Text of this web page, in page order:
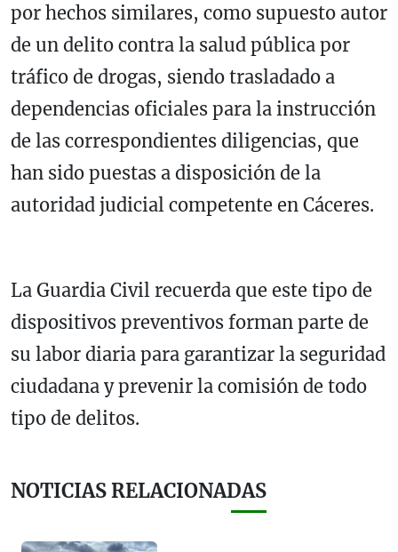
por hechos similares, como supuesto autor
de un delito contra la salud pública por
tráfico de drogas, siendo trasladado a
dependencias oficiales para la instrucción
de las correspondientes diligencias, que
han sido puestas a disposición de la
autoridad judicial competente en Cáceres.
La Guardia Civil recuerda que este tipo de
dispositivos preventivos forman parte de
su labor diaria para garantizar la seguridad
ciudadana y prevenir la comisión de todo
tipo de delitos.
NOTICIAS RELACIONADAS